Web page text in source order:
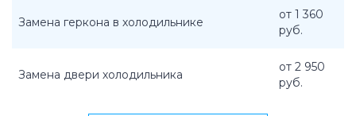
Замена геркона в холодильнике
от 1 360
руб.
Замена двери холодильника
от 2 950
руб.